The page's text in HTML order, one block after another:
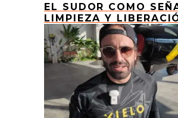
EL SUDOR COMO
LIMPIEZA Y